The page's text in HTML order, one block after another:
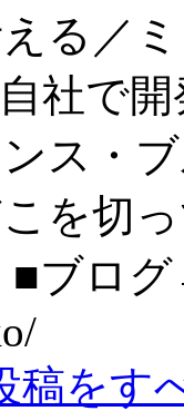
る／
社で
ス・
を切
ブロ
稿をす